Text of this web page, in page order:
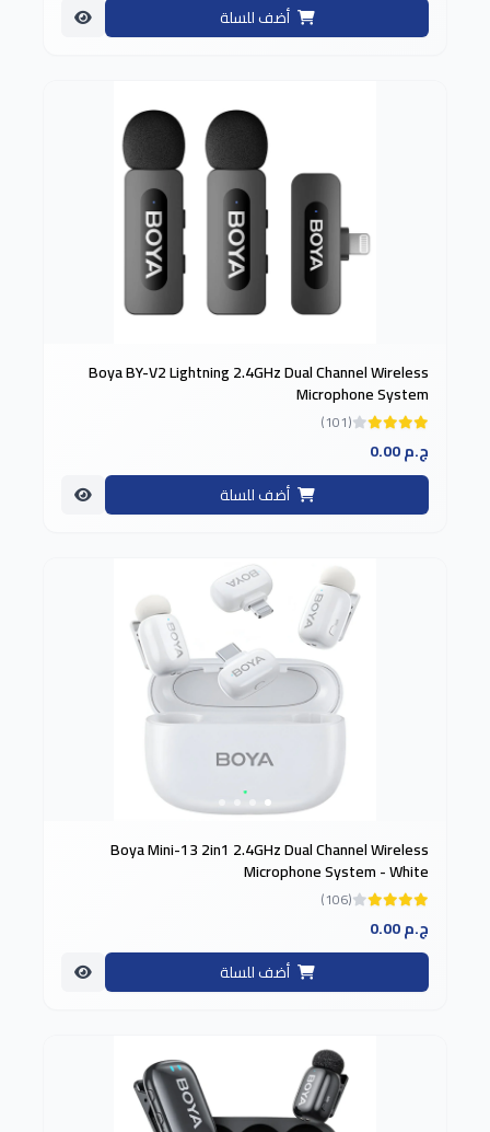
أضف للسلة
Boya BY-V2 Lightning 2.4GHz Dual Channel Wireless
Microphone System
(101)
0.00 ج.م
أضف للسلة
Boya Mini-13 2in1 2.4GHz Dual Channel Wireless
Microphone System - White
(106)
0.00 ج.م
أضف للسلة